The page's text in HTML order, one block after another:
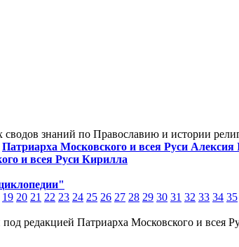
знаний по Православию и истории
Патриарха Московского и всея Руси Алексия
и всея Руси Кирилла
19 20 21 22 23 24 25 26 27 28 29 30 31 32 33 34 35
редакцией Патриарха Московского и всея